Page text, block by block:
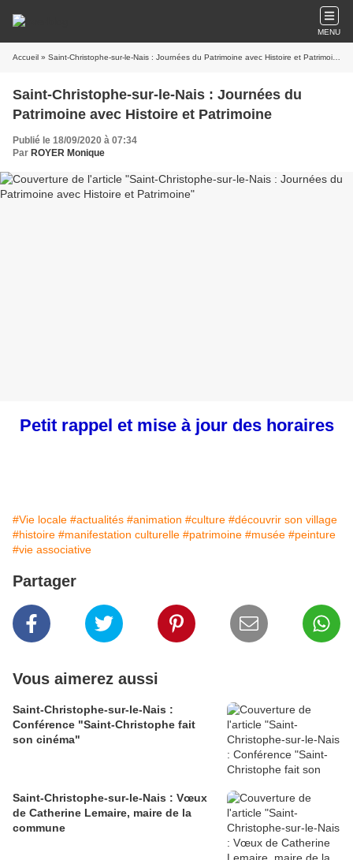
MENU
Accueil » Saint-Christophe-sur-le-Nais : Journées du Patrimoine avec Histoire et Patrimoine
Saint-Christophe-sur-le-Nais : Journées du
Patrimoine avec Histoire et Patrimoine
Publié le 18/09/2020 à 07:34
Par ROYER Monique
Petit rappel et mise à jour des horaires
#Vie locale #actualités #animation #culture #découvrir son village
#histoire #manifestation culturelle #patrimoine #musée #peinture
#vie associative
Partager
Vous aimerez aussi
Saint-Christophe-sur-le-Nais :
Conférence "Saint-Christophe fait
son cinéma"
Saint-Christophe-sur-le-Nais : Vœux
de Catherine Lemaire, maire de la
commune